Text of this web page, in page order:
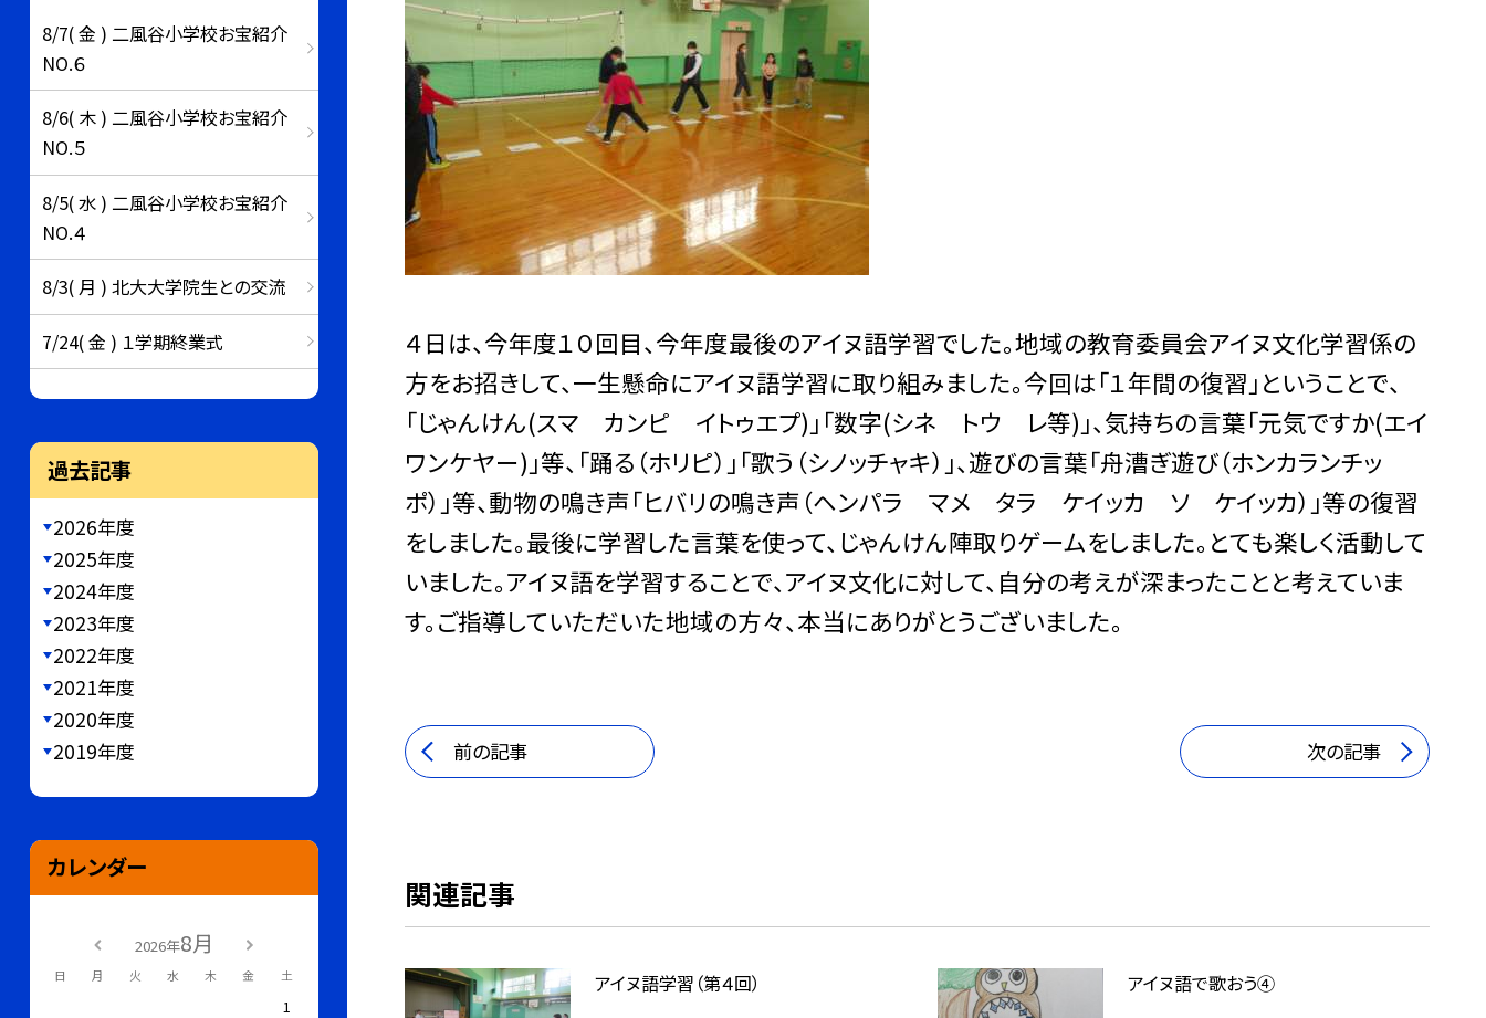
４日は、今年度１０回目、今年度最後のアイヌ語学習でした。地域の教育委員会アイヌ文化学習係の
方をお招きして、一生懸命にアイヌ語学習に取り組みました。今回は「１年間の復習」ということで、
「じゃんけん(スマ カンピ イトゥエプ)」「数字(シネ トウ レ等)」、気持ちの言葉「元気ですか(エイ
ワンケヤー)」等、「踊る（ホリピ）」「歌う（シノッチャキ）」、遊びの言葉「舟漕ぎ遊び（ホンカランチッ
ポ）」等、動物の鳴き声「ヒバリの鳴き声（ヘンパラ マメ タラ ケイッカ ソ ケイッカ）」等の復習
をしました。最後に学習した言葉を使って、じゃんけん陣取りゲームをしました。とても楽しく活動して
いました。アイヌ語を学習することで、アイヌ文化に対して、自分の考えが深まったことと考えていま
す。ご指導していただいた地域の方々、本当にありがとうございました。
前の記事 次の記事
関連記事
アイヌ語学習（第４回） アイヌ語で歌おう④
8/7( 金 ) 二風谷小学校お宝紹介
NO.６
8/6( 木 ) 二風谷小学校お宝紹介
NO.５
8/5( 水 ) 二風谷小学校お宝紹介
NO.４
8/3( 月 ) 北大大学院生との交流
7/24( 金 ) １学期終業式
過去記事
2026年度
2025年度
2024年度
2023年度
2022年度
2021年度
2020年度
2019年度
カレンダー
2026年8月
日 月 火 水 木 金 土
1